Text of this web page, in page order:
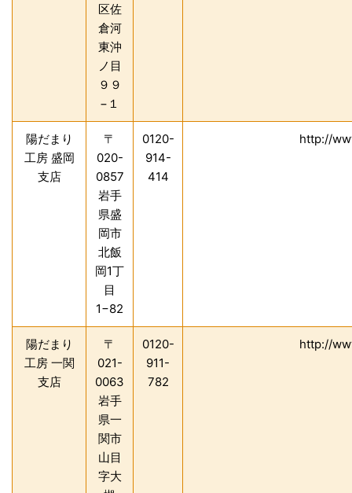
区佐
倉河
東沖
ノ目
９９
−１
陽だまり
工房 盛岡
支店
〒
020-
0857
岩手
県盛
岡市
北飯
岡1丁
目
1−82
0120-
914-
414
http://
陽だまり
工房 一関
支店
〒
021-
0063
岩手
県一
関市
山目
字大
0120-
911-
782
http://